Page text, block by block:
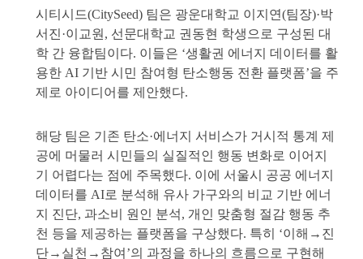
시티시드(CitySeed) 팀은 광운대학교 이지연(팀장)·박
서진·이교원, 선문대학교 권동현 학생으로 구성된 대
학 간 융합팀이다. 이들은 ‘생활권 에너지 데이터를 활
용한 AI 기반 시민 참여형 탄소행동 전환 플랫폼’을 주
제로 아이디어를 제안했다.
해당 팀은 기존 탄소·에너지 서비스가 거시적 통계 제
공에 머물러 시민들의 실질적인 행동 변화로 이어지
기 어렵다는 점에 주목했다. 이에 서울시 공공 에너지
데이터를 AI로 분석해 유사 가구와의 비교 기반 에너
지 진단, 과소비 원인 분석, 개인 맞춤형 절감 행동 추
천 등을 제공하는 플랫폼을 구상했다. 특히 ‘이해→진
단→실천→참여’의 과정을 하나의 흐름으로 구현해